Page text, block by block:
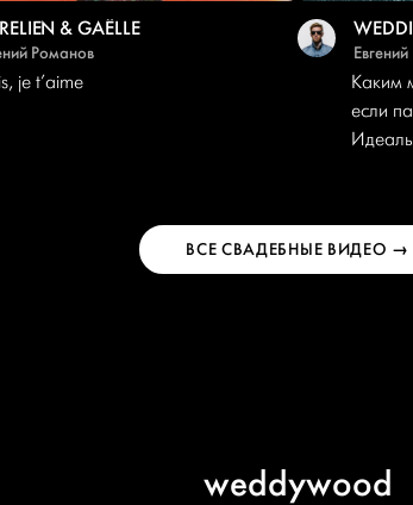
& GAЁLLE
Романов
je t’aime
Каким
если
ВСЕ СВАДЕБНЫЕ ВИДЕО →
weddywood